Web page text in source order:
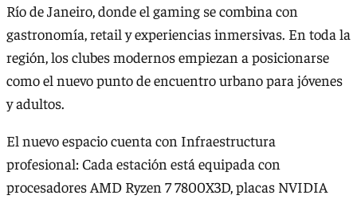
Río de Janeiro, donde el gaming se combina con
gastronomía, retail y experiencias inmersivas. En toda la
región, los clubes modernos empiezan a posicionarse
como el nuevo punto de encuentro urbano para jóvenes
y adultos.
El nuevo espacio cuenta con Infraestructura
profesional: Cada estación está equipada con
procesadores AMD Ryzen 7 7800X3D, placas NVIDIA